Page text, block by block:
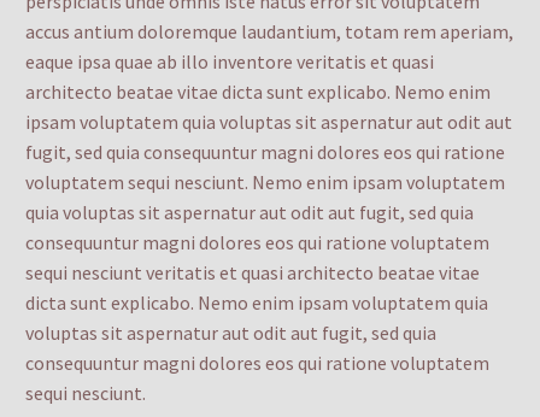
accus antium doloremque laudantium, totam rem aperiam,
eaque ipsa quae ab illo inventore veritatis et quasi
architecto beatae vitae dicta sunt explicabo. Nemo enim
ipsam voluptatem quia voluptas sit aspernatur aut odit aut
fugit, sed quia consequuntur magni dolores eos qui ratione
voluptatem sequi nesciunt. Nemo enim ipsam voluptatem
quia voluptas sit aspernatur aut odit aut fugit, sed quia
consequuntur magni dolores eos qui ratione voluptatem
sequi nesciunt veritatis et quasi architecto beatae vitae
dicta sunt explicabo. Nemo enim ipsam voluptatem quia
voluptas sit aspernatur aut odit aut fugit, sed quia
consequuntur magni dolores eos qui ratione voluptatem
sequi nesciunt.